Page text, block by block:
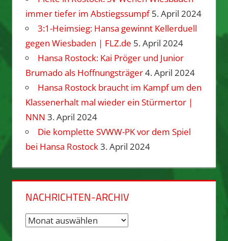
immer tiefer im Abstiegssumpf 5. April 2024
3:1-Heimsieg: Hansa gewinnt Kellerduell
gegen Wiesbaden | FLZ.de 5. April 2024
Hansa Rostock: Kai Pröger und Junior
Brumado als Hoffnungsträger4. April 2024
Hansa Rostock braucht im Kampf um den
Klassenerhalt mal wieder ein Stürmertor |
NNN 3. April 2024
Die komplette SVWW-PK vor dem Spiel
bei Hansa Rostock3. April 2024
NACHRICHTEN-ARCHIV
Nachrichten-